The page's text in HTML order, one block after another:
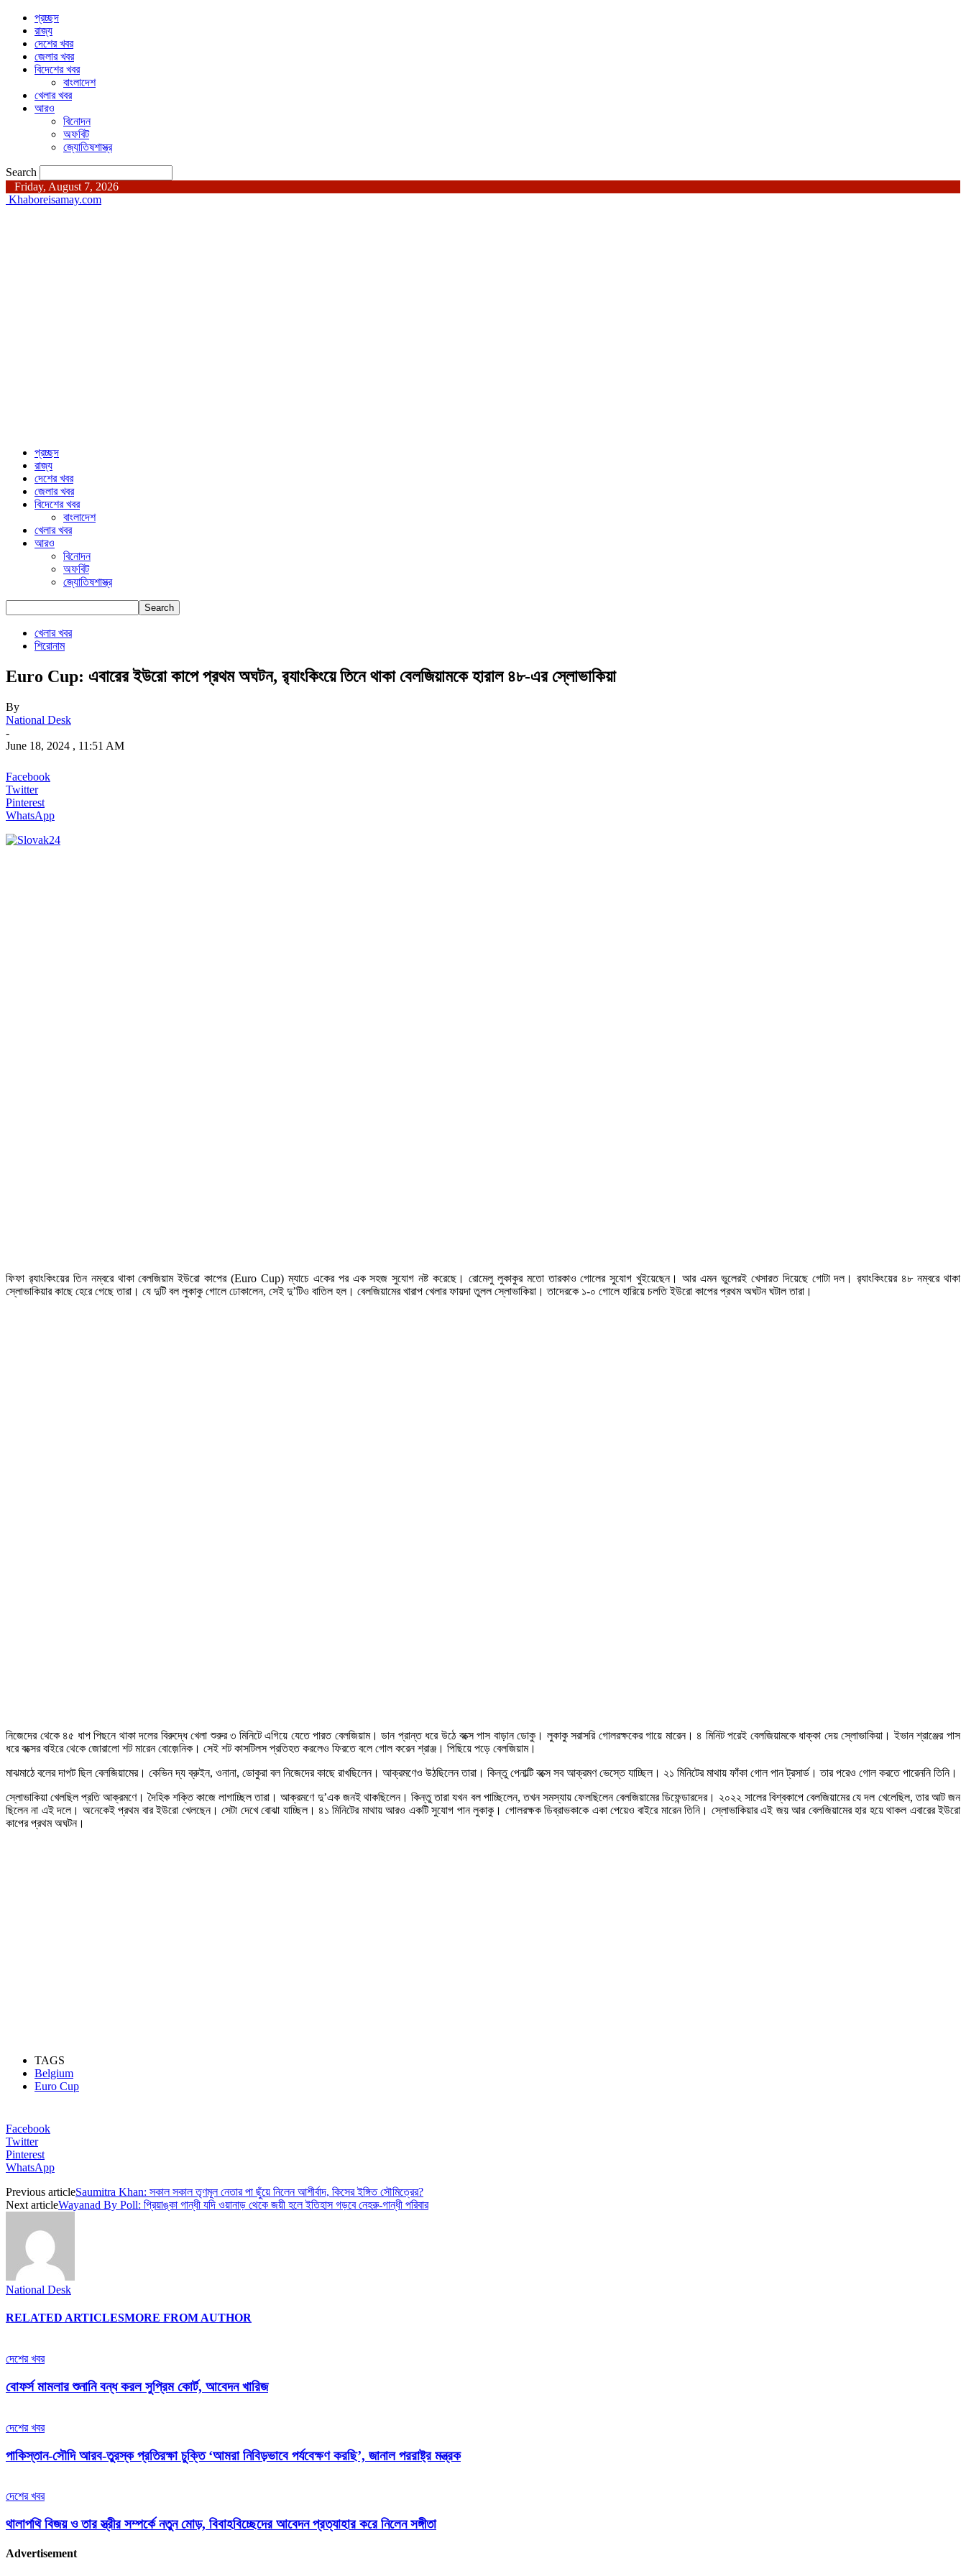
প্রচ্ছদ
রাজ্য
দেশের খবর
জেলার খবর
বিদেশের খবর
বাংলাদেশ
খেলার খবর
আরও
বিনোদন
অফবিট
জ্যোতিষশাস্ত্র
Search
Friday, August 7, 2026
Khaboreisamay.com
প্রচ্ছদ
রাজ্য
দেশের খবর
জেলার খবর
বিদেশের খবর
বাংলাদেশ
খেলার খবর
আরও
বিনোদন
অফবিট
জ্যোতিষশাস্ত্র
খেলার খবর
শিরোনাম
Euro Cup: এবারের ইউরো কাপে প্রথম অঘটন, র‍্যাংকিংয়ে তিনে থাকা বেলজিয়ামকে হারাল ৪৮-এর স্লোভাকিয়া
By
National Desk
-
June 18, 2024 , 11:51 AM
Facebook
Twitter
Pinterest
WhatsApp
ফিফা র‍্যাংকিংয়ের তিন নম্বরে থাকা বেলজিয়াম ইউরো কাপের (Euro Cup) ম্যাচে একের পর এক সহজ সুযোগ নষ্ট করেছে। রোমেলু লুকাকুর মতো তারকাও গোলের সু্যোগ খুইয়েছেন। আর এমন ভুলেরই খেসারত দিয়েছে গোটা দল। র‍্যাংকিংয়ের ৪৮ নম্বরে থাকা
স্লোভাকিয়ার কাছে হেরে গেছে তারা। যে দুটি বল লুকাকু গোলে ঢোকালেন, সেই দু’টিও বাতিল হল। বেলজিয়ামের খারাপ খেলার ফায়দা তুলল স্লোভাকিয়া। তাদেরকে ১-০ গোলে হারিয়ে চলতি ইউরো কাপের প্রথম অঘটন ঘটাল তারা।
নিজেদের থেকে ৪৫ ধাপ পিছনে থাকা দলের বিরুদ্ধে খেলা শুরুর ৩ মিনিটে এগিয়ে যেতে পারত বেলজিয়াম। ডান প্রান্ত ধরে উঠে বক্সে পাস বাড়ান ডোকু। লুকাকু সরাসরি গোলরক্ষকের গায়ে মারেন। ৪ মিনিট পরেই বেলজিয়ামকে ধাক্কা দেয় স্লোভাকিয়া। ইভান শ্রাঞ্জের পাস
ধরে বক্সের বাইরে থেকে জোরালো শট মারেন বোজ়েনিক। সেই শট কাসটিলস প্রতিহত করলেও ফিরতে বলে গোল করেন শ্রাঞ্জ। পিছিয়ে পড়ে বেলজিয়াম।
মাঝমাঠে বলের দাপট ছিল বেলজিয়ামের। কেভিন দ্য ব্রুইন, ওনানা, ডোকুরা বল নিজেদের কাছে রাখছিলেন। আক্রমণেও উঠছিলেন তারা। কিন্তু পেনাল্টি বক্সে সব আক্রমণ ভেস্তে যাচ্ছিল। ২১ মিনিটের মাথায় ফাঁকা গোল পান ট্রসার্ড। তার পরেও গোল করতে পারেননি তিনি।
স্লোভাকিয়া খেলছিল প্রতি আক্রমণে। দৈহিক শক্তি কাজে লাগাচ্ছিল তারা। আক্রমণে দু’এক জনই থাকছিলেন। কিন্তু তারা যখন বল পাচ্ছিলেন, তখন সমস্যায় ফেলছিলেন বেলজিয়ামের ডিফেন্ডারদের। ২০২২ সালের বিশ্বকাপে বেলজিয়ামের যে দল খেলেছিল, তার আট জন
ছিলেন না এই দলে। অনেকেই প্রথম বার ইউরো খেলছেন। সেটা দেখে বোঝা যাচ্ছিল। ৪১ মিনিটের মাথায় আরও একটি সুযোগ পান লুকাকু। গোলরক্ষক ডিব্রাভকাকে একা পেয়েও বাইরে মারেন তিনি। স্লোভাকিয়ার এই জয় আর বেলজিয়ামের হার হয়ে থাকল এবারের ইউরো
কাপের প্রথম অঘটন।
TAGS
Belgium
Euro Cup
Facebook
Twitter
Pinterest
WhatsApp
Previous articleSaumitra Khan: সকাল সকাল তৃণমূল নেতার পা ছুঁয়ে নিলেন আশীর্বাদ, কিসের ইঙ্গিত সৌমিত্রের?
Next articleWayanad By Poll: প্রিয়াঙ্কা গান্ধী যদি ওয়ানাড় থেকে জয়ী হলে ইতিহাস গড়বে নেহরু-গান্ধী পরিবার
National Desk
RELATED ARTICLESMORE FROM AUTHOR
দেশের খবর
বোফর্স মামলার শুনানি বন্ধ করল সুপ্রিম কোর্ট, আবেদন খারিজ
দেশের খবর
পাকিস্তান-সৌদি আরব-তুরস্ক প্রতিরক্ষা চুক্তি ‘আমরা নিবিড়ভাবে পর্যবেক্ষণ করছি’, জানাল পররাষ্ট্র মন্ত্রক
দেশের খবর
থালাপথি বিজয় ও তার স্ত্রীর সম্পর্কে নতুন মোড়, বিবাহবিচ্ছেদের আবেদন প্রত্যাহার করে নিলেন সঙ্গীতা
Advertisement